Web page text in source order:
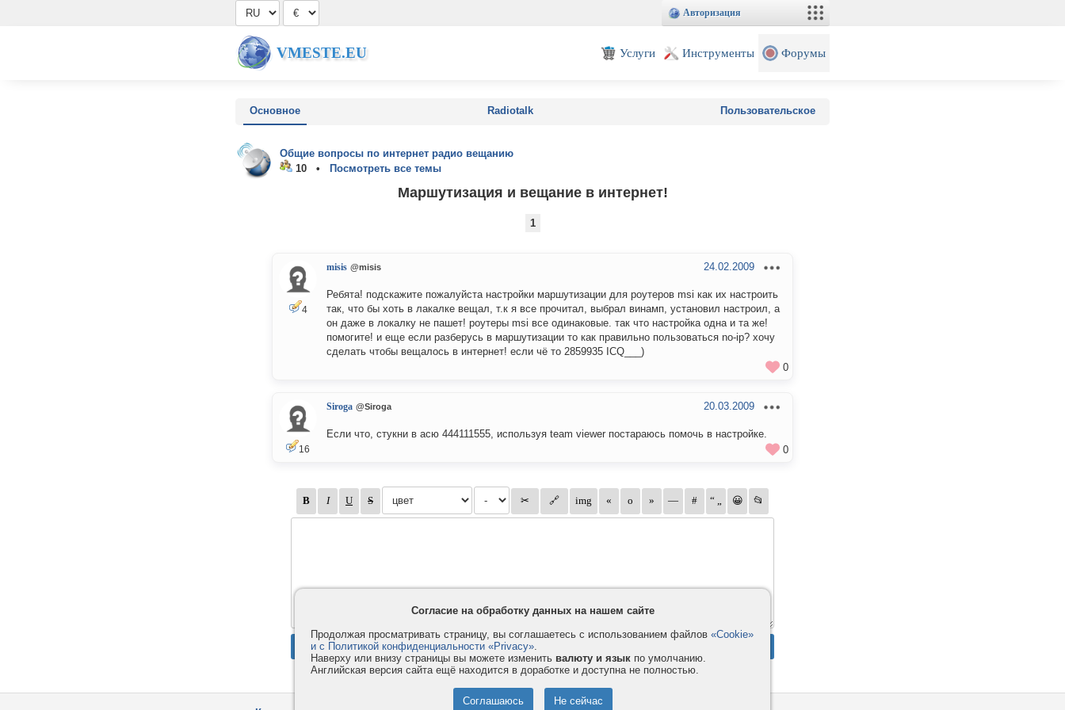
Авторизация
VMESTE.EU Услуги Инструменты Форумы
Основное Radiotalk Пользовательское
Общие вопросы по интернет радио вещанию
10 •
Посмотреть все темы
Маршутизация и вещание в интернет!
1
4
misis @misis 24.02.2009
Ребята! подскажите пожалуйста настройки маршутизации для роутеров msi как их настроить
так, что бы хоть в лакалке вещал, т.к я все прочитал, выбрал винамп, установил настроил, а
он даже в локалку не пашет! роутеры msi все одинаковые. так что настройка одна и та же!
помогите! и еще если разберусь в маршутизации то как правильно пользоваться no-ip? хочу
сделать чтобы вещалось в интернет! если чё то 2859935 ICQ___)
0
16
Siroga @Siroga 20.03.2009
Если что, стукни в асю 444111555, используя team viewer постараюсь помочь в настройке.
0
Согласие на обработку данных на нашем сайте
Продолжая просматривать страницу, вы соглашаетесь с использованием файлов «Cookie»
и с Политикой конфиденциальности «Privacy».
Наверху или внизу страницы вы можете изменить валюту и язык по умолчанию.
Английская версия сайта ещё находится в доработке и доступна не полностью.